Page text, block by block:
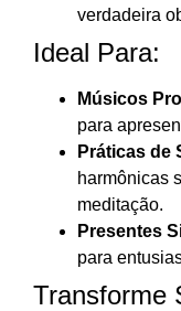
verdadeira
Ideal Para:
Músicos
para
Práticas de
harmônicas
meditação.
Presentes
para
Transforme